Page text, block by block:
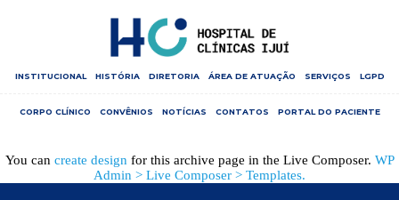
INSTITUCIONAL HISTÓRIA DIRETORIA ÁREA DE ATUAÇÃO SERVIÇOS LGPD
CORPO CLÍNICO CONVÊNIOS NOTÍCIAS CONTATOS PORTAL DO PACIENTE
You can create design for this archive page in the Live Composer. WP
Admin > Live Composer > Templates.